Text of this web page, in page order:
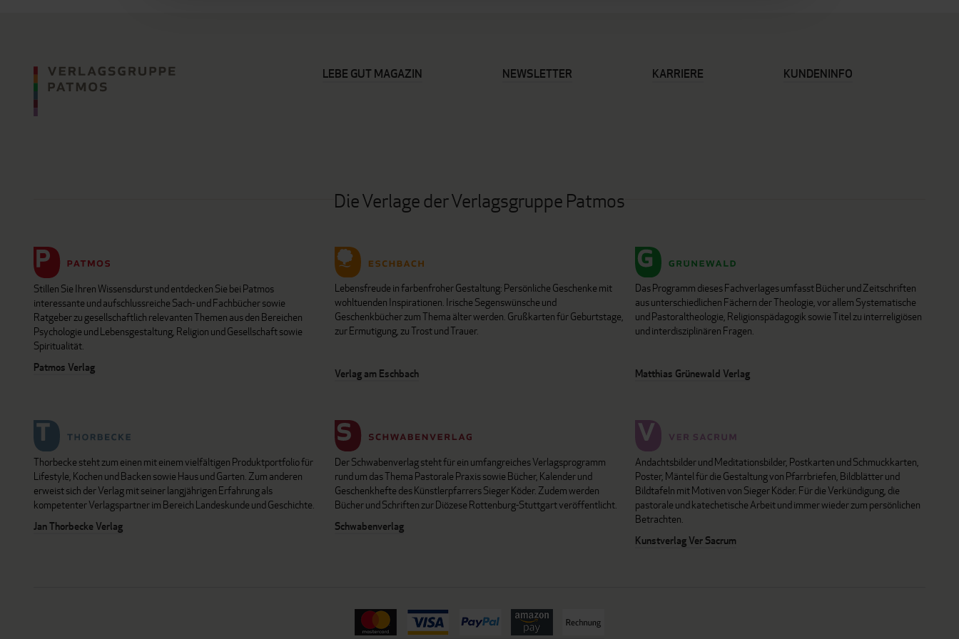
LEBE GUT MAGAZIN NEWSLETTER KARRIERE KUNDENINFO
Die Verlage der Verlagsgruppe Patmos
Stillen Sie Ihren Wissensdurst und entdecken Sie bei Patmos
interessante und aufschlussreiche Sach- und Fachbücher sowie
Ratgeber zu gesellschaftlich relevanten Themen aus den Bereichen
Psychologie und Lebensgestaltung, Religion und Gesellschaft sowie
Spiritualität.
Patmos Verlag
Lebensfreude in farbenfroher Gestaltung: Persönliche Geschenke mit
wohltuenden Inspirationen. Irische Segenswünsche und
Geschenkbücher zum Thema älter werden. Grußkarten für Geburtstage,
zur Ermutigung, zu Trost und Trauer.
Verlag am Eschbach
Das Programm dieses Fachverlages umfasst Bücher und Zeitschriften
aus unterschiedlichen Fächern der Theologie, vor allem Systematische
und Pastoraltheologie, Religionspädagogik sowie Titel zu interreligiösen
und interdisziplinären Fragen.
Matthias Grünewald Verlag
Thorbecke steht zum einen mit einem vielfältigen Produktportfolio für
Lifestyle, Kochen und Backen sowie Haus und Garten. Zum anderen
erweist sich der Verlag mit seiner langjährigen Erfahrung als
kompetenter Verlagspartner im Bereich Landeskunde und Geschichte.
Jan Thorbecke Verlag
Der Schwabenverlag steht für ein umfangreiches Verlagsprogramm
rund um das Thema Pastorale Praxis sowie Bücher, Kalender und
Geschenkhefte des Künstlerpfarrers Sieger Köder. Zudem werden
Bücher und Schriften zur Diözese Rottenburg-Stuttgart veröffentlicht.
Schwabenverlag
Andachtsbilder und Meditationsbilder, Postkarten und Schmuckkarten,
Poster, Mäntel für die Gestaltung von Pfarrbriefen, Bildblätter und
Bildtafeln mit Motiven von Sieger Köder. Für die Verkündigung, die
pastorale und katechetische Arbeit und immer wieder zum persönlichen
Betrachten.
Kunstverlag Ver Sacrum